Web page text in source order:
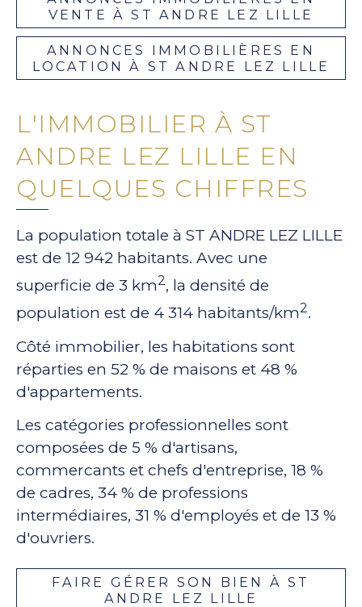
VENTE À ST ANDRE LEZ LILLE
ANNONCES IMMOBILIÈRES EN
LOCATION À ST ANDRE LEZ LILLE
L'IMMOBILIER À ST
ANDRE LEZ LILLE EN
QUELQUES CHIFFRES
La population totale à ST ANDRE LEZ LILLE
est de 12 942 habitants. Avec une
superficie de 3 km2, la densité de
population est de 4 314 habitants/km2.
Côté immobilier, les habitations sont
réparties en 52 % de maisons et 48 %
d'appartements.
Les catégories professionnelles sont
composées de 5 % d'artisans,
commercants et chefs d'entreprise, 18 %
de cadres, 34 % de professions
intermédiaires, 31 % d'employés et de 13 %
d'ouvriers.
FAIRE GÉRER SON BIEN À ST
ANDRE LEZ LILLE